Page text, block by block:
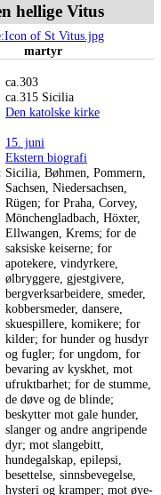
hellige Vitus
of St Vitus.jpg
martyr
ca.303
ca.315 Sicilia
Den katolske kirke
15. juni
Ekstern biografi
Sicilia, Bøhmen, Pommern,
Sachsen, Niedersachsen,
Rügen; for Praha, Corvey,
Mönchengladbach, Höxter,
Ellwangen, Krems; for de
saksiske keiserne; for
apotekere, vindyrkere,
ølbryggere, gjestgivere,
bergverksarbeidere, smeder,
kobbersmeder, dansere,
skuespillere, komikere; for
kilder; for hunder og husdyr
og fugler; for ungdom, for
bevaring av kyskhet, mot
ufruktbarhet; for de stumme,
de døve og de blinde;
beskytter mot gale hunder,
slanger og andre angripende
dyr; mot slangebitt,
hundegalskap, epilepsi,
besettelse, sinnsbevegelse,
hysteri og kramper; mot øye-